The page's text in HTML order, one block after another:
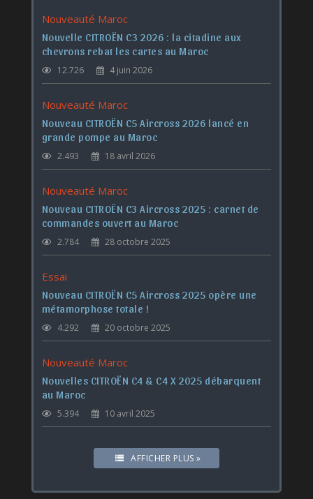
Nouveauté Maroc
Nouvelle CITROËN C3 2026 : la citadine aux
chevrons rebat les cartes au Maroc
12.726 4 juin 2026
Nouveauté Maroc
Nouveau CITROËN C5 Aircross 2026 lancé en
grande pompe au Maroc
2.493 18 avril 2026
Nouveauté Maroc
Nouveau CITROËN C3 Aircross 2025 : carnet de
commandes ouvert au Maroc
2.784 28 octobre 2025
Essai
Nouveau CITROËN C5 Aircross 2025 opère une
métamorphose totale !
4.292 20 octobre 2025
Nouveauté Maroc
Nouvelles CITROËN C4 & C4 X 2025 débarquent
au Maroc
5.394 10 avril 2025
AFFICHER PLUS »